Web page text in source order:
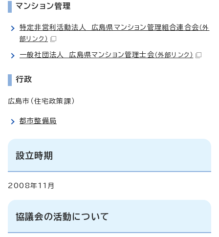
マンション管理
特定非営利活動法人 広島県マンション管理組合連合会 （外
部リンク）
一般社団法人 広島県マンション管理士会 （外部リンク）
行政
広島市（住宅政策課）
都市整備局
設立時期
2008年11月
協議会の活動について